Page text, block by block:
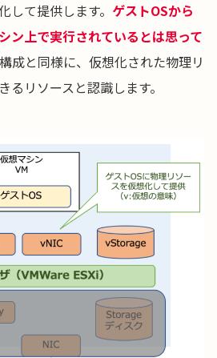
して提供します。 ゲストOSから
ン上で実行されているとは思って
成と同様に、仮想化された物理リ
るリソースと認識します。